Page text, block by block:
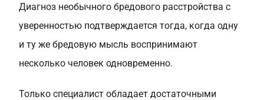
Диагноз необычного бредового расстройства с
уверенностью подтверждается тогда, когда одну
и ту же бредовую мысль воспринимают
несколько человек одновременно.
Только специалист обладает достаточными